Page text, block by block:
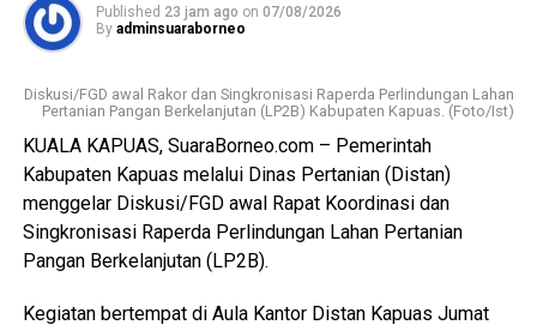
fasilitas yang lebih baik namun Pemkab Kapuas
kedepannya berkomitmen melengkapi sarpras sehingga
semakin optimal.
Ia juga mengapresiasi dukungan seluruh pelaku usaha yang
bersedia direlokasi tanpa adanya penolakan. Seluruh 16
pemotong unggas telah memenuhi kewajiban membayar
retribusi.
Rp300 per ekor meningkat dari tarif sebelumnya Rp100
Published 23 jam ago on 07/08/2026
By adminsuaraborneo
Diskusi/FGD awal Rakor dan Singkronisasi Raperda Perlindungan Lahan
Pertanian Pangan Berkelanjutan (LP2B) Kabupaten Kapuas. (Foto/Ist)
KUALA KAPUAS, SuaraBorneo.com – Pemerintah
Kabupaten Kapuas melalui Dinas Pertanian (Distan)
menggelar Diskusi/FGD awal Rapat Koordinasi dan
Singkronisasi Raperda Perlindungan Lahan Pertanian
Pangan Berkelanjutan (LP2B).
Kegiatan bertempat di Aula Kantor Distan Kapuas Jumat